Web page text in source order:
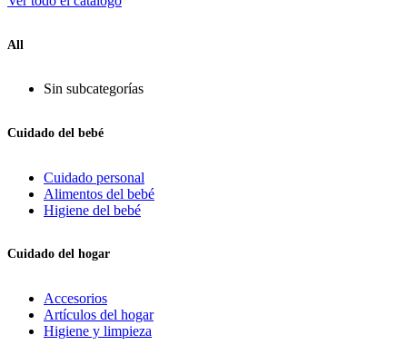
All
Sin subcategorías
Cuidado del bebé
Cuidado personal
Alimentos del bebé
Higiene del bebé
Cuidado del hogar
Accesorios
Artículos del hogar
Higiene y limpieza